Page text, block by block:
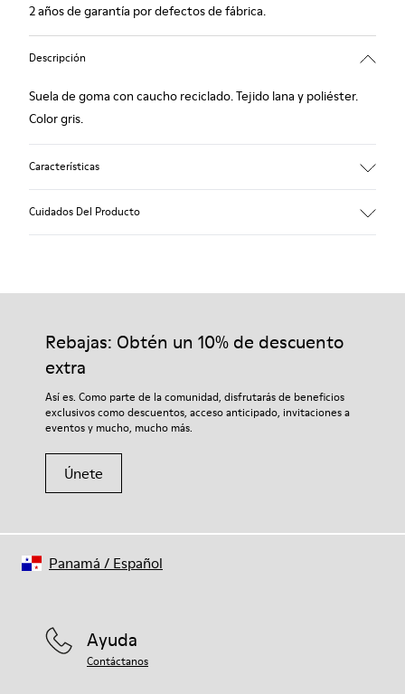
2 años de garantía por defectos de fábrica.
Descripción
Suela de goma con caucho reciclado. Tejido lana y poliéster.
Color gris.
Características
Cuidados Del Producto
Nuestros zapatos se han fabricado con materiales de primera
garantizará que duren más tiempo.
Si deseas obtener información detallada sobre cómo cuidar de
tu par, visita nuestraGuía para el cuidado del calzado.
Rebajas: Obtén un 10% de descuento
extra
Así es. Como parte de la comunidad, disfrutarás de beneficios
exclusivos como descuentos, acceso anticipado, invitaciones a
eventos y mucho, mucho más.
Únete
Ayuda
Contáctanos
Panamá / Español